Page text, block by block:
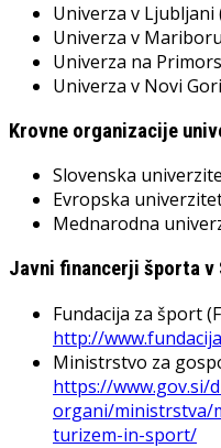
Univerza v Ljubljani
Univerza v
Univerza na
Univerza v Novi
Krovne organizacije
Slovenska
Evropska
Mednarodna
Javni financerji športa v
Fundacija za šport
http://
Ministrstvo za
https://www.gov.si/
organi/ministrstva/
turizem-in-sport/